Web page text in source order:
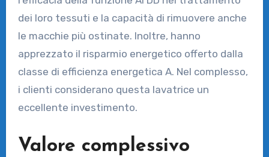
dei loro tessuti e la capacità di rimuovere anche
le macchie più ostinate. Inoltre, hanno
apprezzato il risparmio energetico offerto dalla
classe di efficienza energetica A. Nel complesso,
i clienti considerano questa lavatrice un
eccellente investimento.
Valore complessivo